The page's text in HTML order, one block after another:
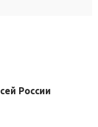
России